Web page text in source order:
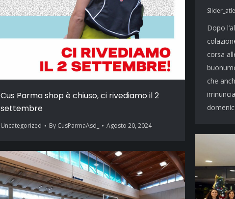
Dopo
corsa
che
Cus Parma shop è chiuso, ci rivediamo il 2
settembre
Uncategorized By CusParmaAsd_ Agosto 20, 2024